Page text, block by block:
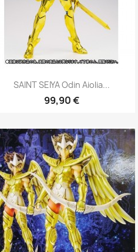
Aperçu rapide
SAINT SEIYA Odin Aiolia...
99,90 €